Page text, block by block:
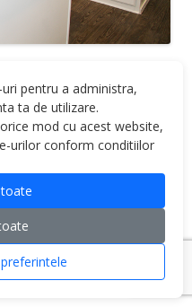
pentru a administra,
ta de utilizare.
mod cu acest website,
urilor conform conditiilor